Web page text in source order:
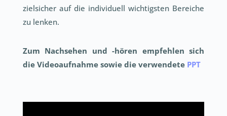
zielsicher auf die individuell wichtigsten Bereiche
zu lenken.
Zum Nachsehen und -hören empfehlen sich
die Videoaufnahme sowie die verwendete PPT